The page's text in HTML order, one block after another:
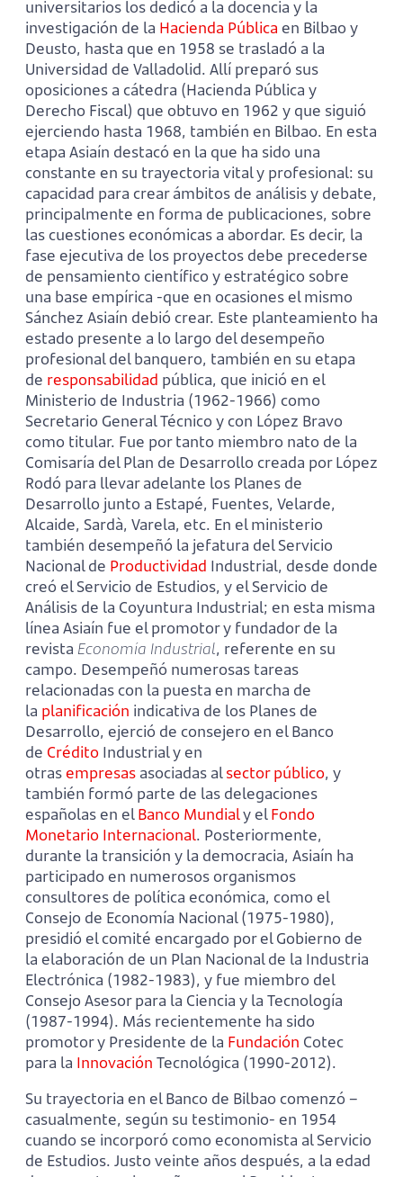
universitarios los dedicó a la docencia y la
investigación de la Hacienda Pública en Bilbao y
Deusto, hasta que en 1958 se trasladó a la
Universidad de Valladolid. Allí preparó sus
oposiciones a cátedra (Hacienda Pública y
Derecho Fiscal) que obtuvo en 1962 y que siguió
ejerciendo hasta 1968, también en Bilbao. En esta
etapa Asiaín destacó en la que ha sido una
constante en su trayectoria vital y profesional: su
capacidad para crear ámbitos de análisis y debate,
principalmente en forma de publicaciones, sobre
las cuestiones económicas a abordar. Es decir, la
fase ejecutiva de los proyectos debe precederse
de pensamiento científico y estratégico sobre
una base empírica -que en ocasiones el mismo
Sánchez Asiaín debió crear. Este planteamiento ha
estado presente a lo largo del desempeño
profesional del banquero, también en su etapa
de responsabilidad pública, que inició en el
Ministerio de Industria (1962-1966) como
Secretario General Técnico y con López Bravo
como titular. Fue por tanto miembro nato de la
Comisaría del Plan de Desarrollo creada por López
Rodó para llevar adelante los Planes de
Desarrollo junto a Estapé, Fuentes, Velarde,
Alcaide, Sardà, Varela, etc. En el ministerio
también desempeñó la jefatura del Servicio
Nacional de Productividad Industrial, desde donde
creó el Servicio de Estudios, y el Servicio de
Análisis de la Coyuntura Industrial; en esta misma
línea Asiaín fue el promotor y fundador de la
revista Economía Industrial, referente en su
campo. Desempeñó numerosas tareas
relacionadas con la puesta en marcha de
la planificación indicativa de los Planes de
Desarrollo, ejerció de consejero en el Banco
de Crédito Industrial y en
otrasempresas asociadas alsector público, y
también formó parte de las delegaciones
españolas en elBanco Mundialy elFondo
Monetario Internacional. Posteriormente,
durante la transición y la democracia, Asiaín ha
participado en numerosos organismos
consultores de política económica, como el
Consejo de Economía Nacional (1975-1980),
presidió el comité encargado por el Gobierno de
la elaboración de un Plan Nacional de la Industria
Electrónica (1982-1983), y fue miembro del
Consejo Asesor para la Ciencia y la Tecnología
(1987-1994). Más recientemente ha sido
promotor y Presidente de la Fundación Cotec
para la Innovación Tecnológica (1990-2012).
Su trayectoria en el Banco de Bilbao comenzó –
casualmente, según su testimonio- en 1954
cuando se incorporó como economista al Servicio
de Estudios. Justo veinte años después, a la edad